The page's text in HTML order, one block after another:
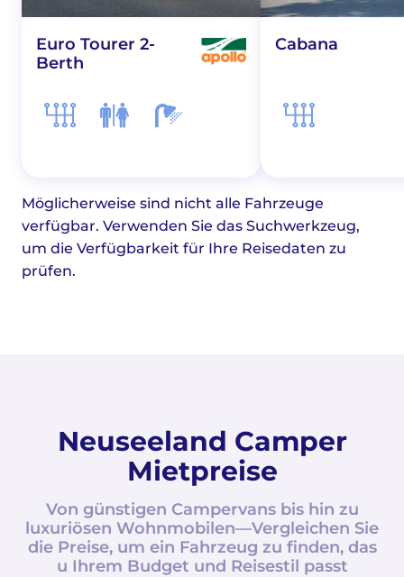
Euro Tourer 2-
Berth
Cabana
Möglicherweise sind nicht alle Fahrzeuge
verfügbar. Verwenden Sie das Suchwerkzeug,
um die Verfügbarkeit für Ihre Reisedaten zu
prüfen.
Neuseeland Camper
Mietpreise
Von günstigen Campervans bis hin zu
luxuriösen Wohnmobilen—Vergleichen Sie
die Preise, um ein Fahrzeug zu finden, das
u Ihrem Budget und Reisestil passt